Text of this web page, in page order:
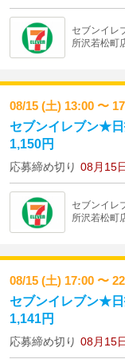
セブンイレ
所沢若松町
08/15 (土) 13:00 〜
セブンイレブン★
1,150円
応募締め切り 08月15
セブンイレ
所沢若松町
08/15 (土) 17:00 〜
セブンイレブン★
1,141円
応募締め切り 08月15